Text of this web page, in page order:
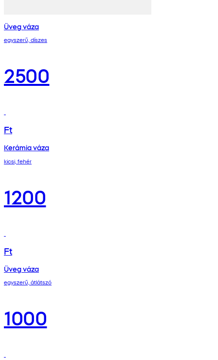
Üveg váza
egyszerű, díszes
2500
Ft
Kerámia váza
kicsi, fehér
1200
Ft
Üveg váza
egyszerű, átlátszó
1000